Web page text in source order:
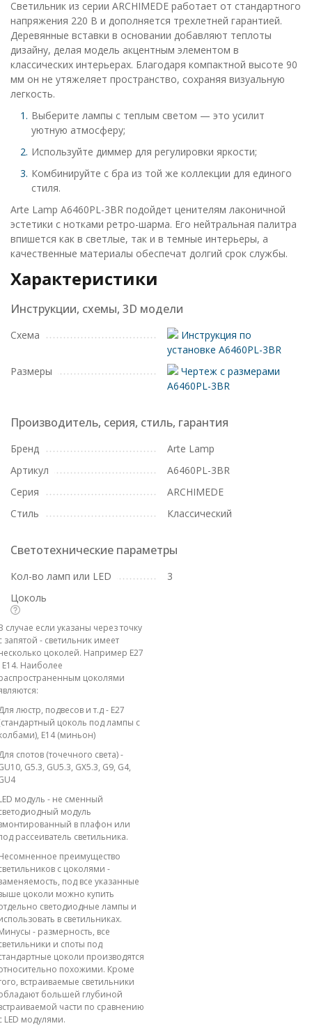
Светильник из серии ARCHIMEDE работает от стандартного
напряжения 220 В и дополняется трехлетней гарантией.
Деревянные вставки в основании добавляют теплоты
дизайну, делая модель акцентным элементом в
классических интерьерах. Благодаря компактной высоте 90
мм он не утяжеляет пространство, сохраняя визуальную
легкость.
Выберите лампы с теплым светом — это усилит
уютную атмосферу;
Используйте диммер для регулировки яркости;
Комбинируйте с бра из той же коллекции для единого
стиля.
Arte Lamp A6460PL-3BR подойдет ценителям лаконичной
эстетики с нотками ретро-шарма. Его нейтральная палитра
впишется как в светлые, так и в темные интерьеры, а
качественные материалы обеспечат долгий срок службы.
Характеристики
Инструкции, схемы, 3D модели
Схема
Инструкция по
установке A6460PL-3BR
Размеры
Чертеж с размерами
A6460PL-3BR
Производитель, серия, стиль, гарантия
Бренд
Arte Lamp
Артикул
A6460PL-3BR
Серия
ARCHIMEDE
Стиль
Классический
Светотехнические параметры
Кол-во ламп или LED
3
Цоколь
случае если указаны через точку
запятой - светильник имеет
цоколей. Например E27
E14. Наиболее
цоколями
люстр, подвесов и т.д - E27
цоколь под лампы с
E14 (миньон)
спотов (точечного света) -
G5.3, GU5.3, GX5.3, G9, G4,
модуль - не сменный
модуль
в плафон или
рассеиватель светильника.
преимущество
с цоколями -
под все указанные
цоколи можно купить
светодиодные лампы и
в светильниках.
- размерность, все
и споты под
цоколи производятся
похожими. Кроме
встраиваемые светильники
большей глубиной
части по сравнению
LED модулями.